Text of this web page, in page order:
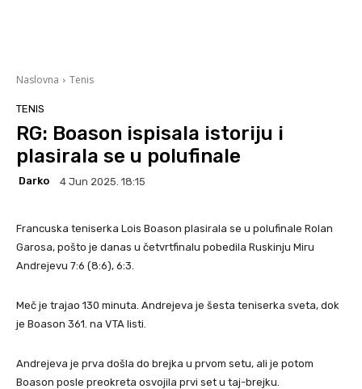
Naslovna Tenis
TENIS
RG: Boason ispisala istoriju i
plasirala se u polufinale
Darko 4 Jun 2025. 18:15
Francuska teniserka Lois Boason plasirala se u polufinale Rolan
Garosa, pošto je danas u četvrtfinalu pobedila Ruskinju Miru
Andrejevu 7:6 (8:6), 6:3.
Meč je trajao 130 minuta. Andrejeva je šesta teniserka sveta, dok
je Boason 361. na VTA listi.
Andrejeva je prva došla do brejka u prvom setu, ali je potom
Boason posle preokreta osvojila prvi set u taj-brejku.